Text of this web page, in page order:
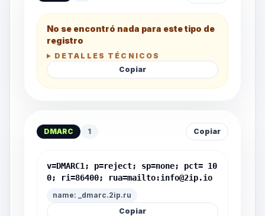
No se encontró nada para este tipo de
registro
DETALLES TÉCNICOS
Copiar
DMARC 1 Copiar
v=DMARC1; p=reject; sp=none; pct= 10
0; ri=86400; rua=mailto:info@2ip.io
name: _dmarc.2ip.ru
Copiar